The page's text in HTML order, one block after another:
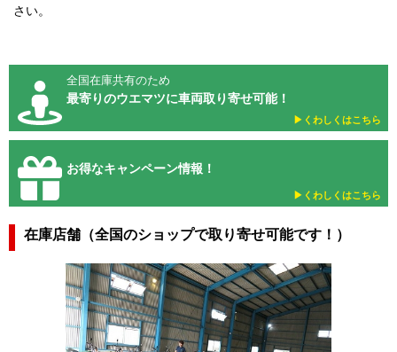
さい。
全国在庫共有のため
最寄りのウエマツに車両取り寄せ可能！
▶︎くわしくはこちら
お得なキャンペーン情報！
▶︎くわしくはこちら
在庫店舗（全国のショップで取り寄せ可能です！）